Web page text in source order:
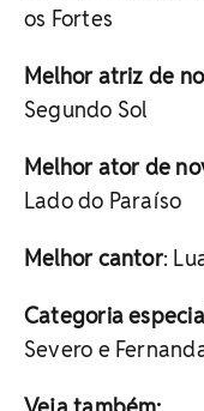
os Fortes
Melhor atriz de
Segundo Sol
Melhor ator de
Lado do Paraíso
Melhor cantor:
Categoria
Severo e